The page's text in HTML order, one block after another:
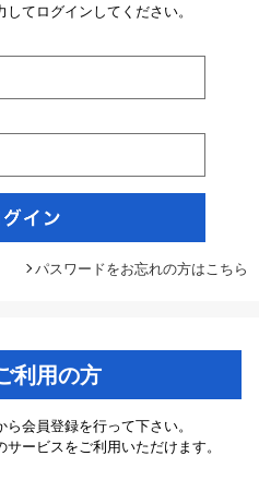
てログインしてください。
パスワードをお忘れの方はこちら
利用の方
会員登録を行って下さい。
ービスをご利用いただけます。